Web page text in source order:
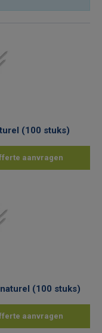
(100 stuks)
aanvragen
(100 stuks)
aanvragen